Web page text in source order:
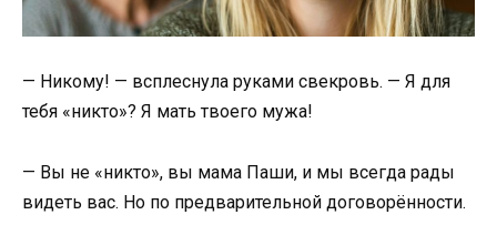
— Никому! — всплеснула руками свекровь. — Я для
тебя «никто»? Я мать твоего мужа!
— Вы не «никто», вы мама Паши, и мы всегда рады
видеть вас. Но по предварительной договорённости.